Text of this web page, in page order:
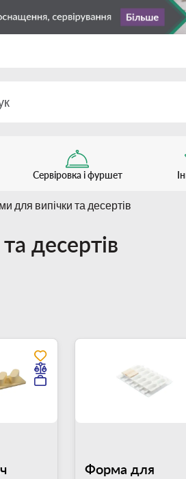
Сервіровка і фуршет
для випічки та десертів
десертів
Форма для